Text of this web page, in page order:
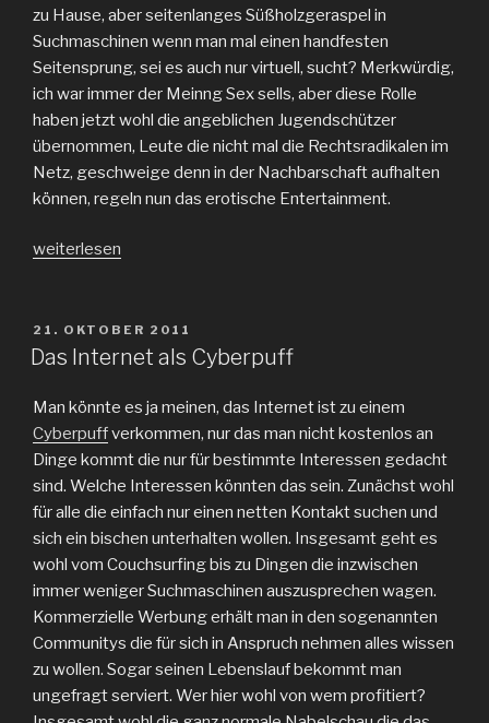
zu Hause, aber seitenlanges Süßholzgeraspel in
Suchmaschinen wenn man mal einen handfesten
Seitensprung, sei es auch nur virtuell, sucht? Merkwürdig,
ich war immer der Meinng Sex sells, aber diese Rolle
haben jetzt wohl die angeblichen Jugendschützer
übernommen, Leute die nicht mal die Rechtsradikalen im
Netz, geschweige denn in der Nachbarschaft aufhalten
können, regeln nun das erotische Entertainment.
„Nur
Tipps
fuer
beste
Nebensache“
weiterlesen
VERÖFFENTLICHT
AM
21. OKTOBER 2011
Das Internet als Cyberpuff
Man könnte es ja meinen, das Internet ist zu einem
Cyberpuffverkommen, nur das man nicht kostenlos an
Dinge kommt die nur für bestimmte Interessen gedacht
sind. Welche Interessen könnten das sein. Zunächst wohl
für alle die einfach nur einen netten Kontakt suchen und
sich ein bischen unterhalten wollen. Insgesamt geht es
wohl vom Couchsurfing bis zu Dingen die inzwischen
immer weniger Suchmaschinen auszusprechen wagen.
Kommerzielle Werbung erhält man in den sogenannten
Communitys die für sich in Anspruch nehmen alles wissen
zu wollen. Sogar seinen Lebenslauf bekommt man
ungefragt serviert. Wer hier wohl von wem profitiert?